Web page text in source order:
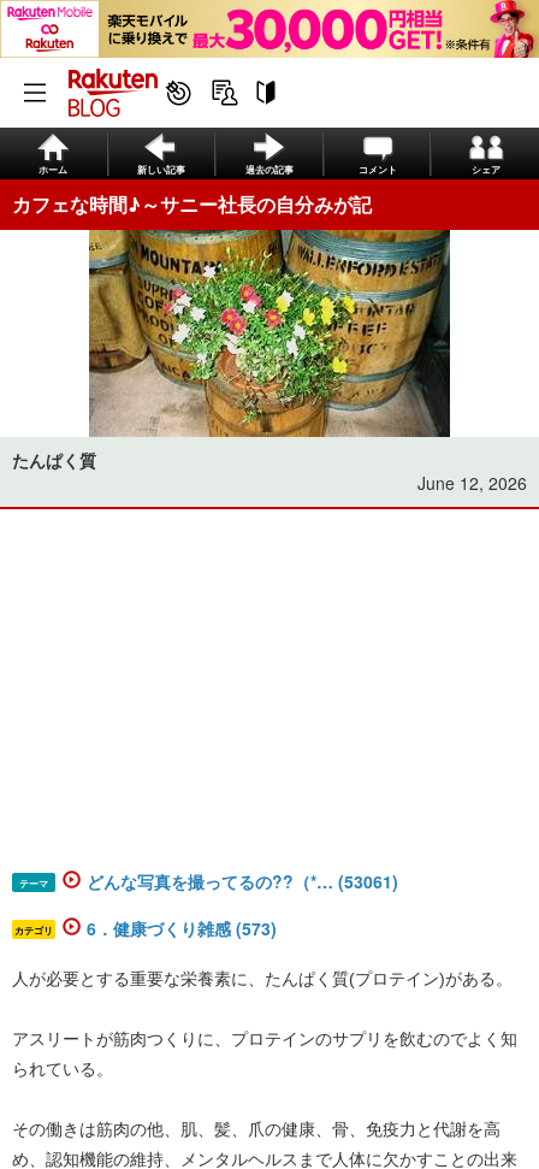
ホーム 新しい記事 過去の記事 コメント シェア
カフェな時間♪～サニー社長の自分みが記
たんぱく質
June 12, 2026
テーマ どんな写真を撮ってるの??（*… (53061)
カテゴリ 6．健康づくり雑感 (573)
人が必要とする重要な栄養素に、たんぱく質(プロテイン)がある。
アスリートが筋肉つくりに、プロテインのサプリを飲むのでよく知
られている。
その働きは筋肉の他、肌、髪、爪の健康、骨、免疫力と代謝を高
め、認知機能の維持、メンタルヘルスまで人体に欠かすことの出来